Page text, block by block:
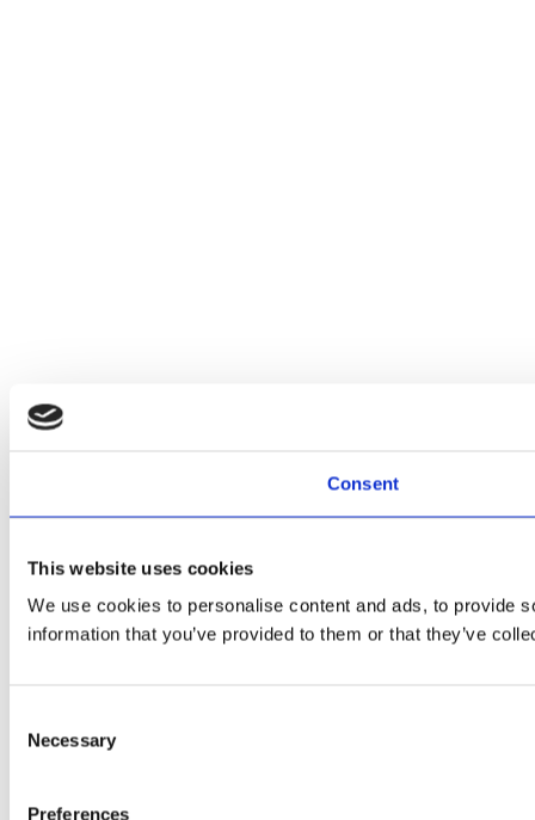
Consent
This website uses cookies
We use cookies to personalise content and ads, to provide
information that you’ve provided to them or that they’ve
Selection
Necessary
Preferences